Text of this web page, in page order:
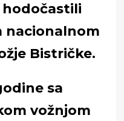
nacionalnom
Bistričke.
sa
vožnjom